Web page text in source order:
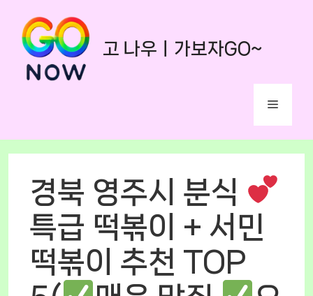
content
고 나우ㅣ가보자GO~
Menu
경북 영주시 분식
특급 떡볶이 + 서민
떡볶이 추천 TOP